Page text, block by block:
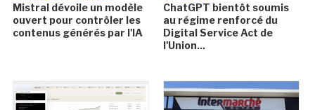
Mistral dévoile un modèle
ouvert pour contrôler les
contenus générés par l'IA
ChatGPT bientôt soumis
au régime renforcé du
Digital Service Act de
l'Union...